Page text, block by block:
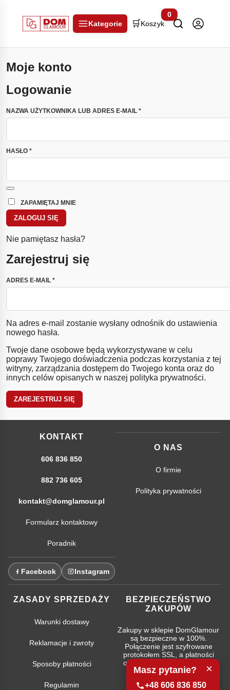
Kategorie 🛒 Koszyk
0
Moje konto
Logowanie
NAZWA UŻYTKOWNIKA LUB ADRES E-MAIL *WYMAGANE
HASŁO *WYMAGANE
ZAPAMIĘTAJ MNIE
ZALOGUJ SIĘ
Nie pamiętasz hasła?
Zarejestruj się
ADRES E-MAIL *WYMAGANE
Na adres e-mail zostanie wysłany odnośnik do ustawienia
nowego hasła.
Twoje dane osobowe będą wykorzystywane w celu
poprawy Twojego doświadczenia podczas korzystania z tej
witryny, zarządzania dostępem do Twojego konta oraz do
innych celów opisanych w naszej polityka prywatności.
ZAREJESTRUJ SIĘ
KONTAKT
606 836 850
882 736 605
kontakt@domglamour.pl
Formularz kontaktowy
Poradnik
Facebook Instagram
O NAS
O firmie
Polityka prywatności
ZASADY SPRZEDAŻY
Warunki dostawy
Reklamacje i zwroty
Sposoby płatności
Regulamin
BEZPIECZEŃSTWO
ZAKUPÓW
Zakupy w sklepie DomGlamour
są bezpieczne w 100%.
Połączenie jest szyfrowane
protokołem SSL, a płatności
obsługują najpopularniejsze
systemy bankowe.
×
Masz pytanie?
+48 606 836 850